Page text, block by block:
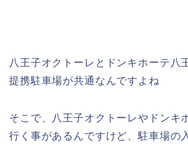
八王子オクトーレとドンキホーテ八
提携駐車場が共通なんですよね
そこで、八王子オクトーレやドンキ
行く事があるんですけど、駐車場の